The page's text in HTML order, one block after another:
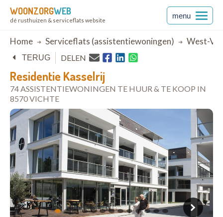
WOONZORGWEB
dé rusthuizen & serviceflats website
menu
Breadcrumb
Home Serviceflats (assistentiewoningen) West-
Residentie Kasselrij
74 ASSISTENTIEWONINGEN TE HUUR & TE KOOP IN
8570 VICHTE
TERUG DELEN
1 2 3 4 5 6 7 8 9 10111213
open in Google Maps